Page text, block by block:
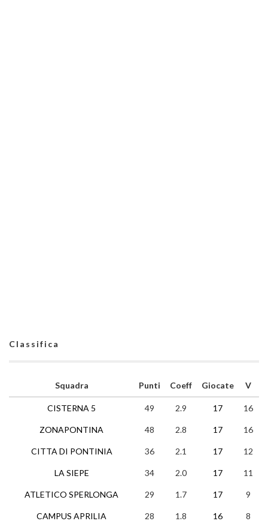
Classifica
Squadra
CISTERNA 5
ZONAPONTINA
CITTA DI PONTINIA
LA SIEPE
ATLETICO SPERLONGA
CAMPUS APRILIA
Punti Coeff Giocate V
49 2.9 17 16
48 2.8 17 16
36 2.1 17 12
34 2.0 17 11
29 1.7 17 9
28 1.8 16 8